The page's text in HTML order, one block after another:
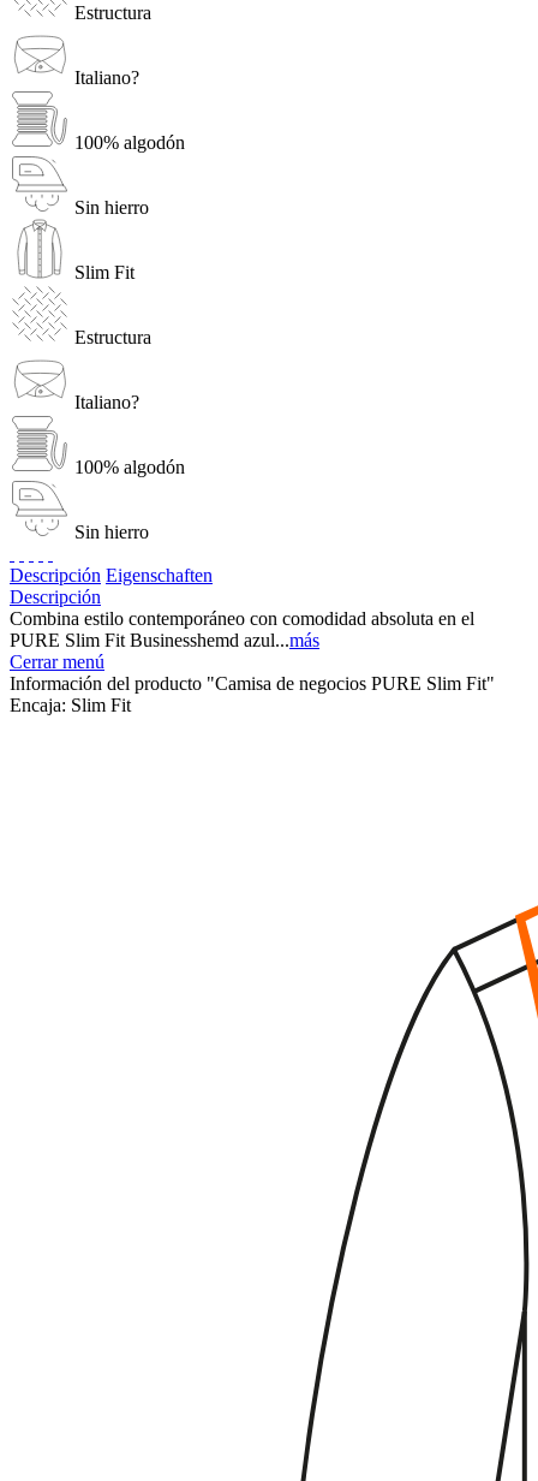
Estructura
Italiano?
100% algodón
Sin hierro
Slim Fit
Estructura
Italiano?
100% algodón
Sin hierro
Descripción Eigenschaften
Descripción
Combina estilo contemporáneo con comodidad absoluta en el
PURE Slim Fit Businesshemd azul...más
Cerrar menú
Información del producto "Camisa de negocios PURE Slim Fit"
Encaja: Slim Fit